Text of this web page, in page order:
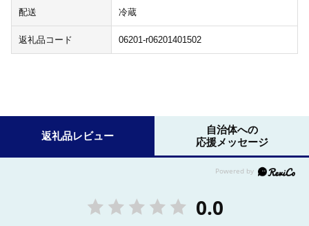
配送 冷蔵
返礼品コード 06201-r06201401502
返礼品レビュー
自治体への
応援メッセージ
0.0